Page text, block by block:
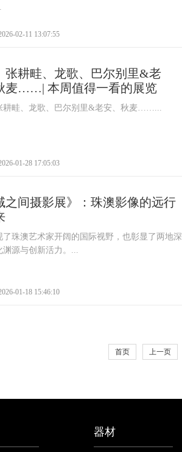
02-11 13:07:55
张耕畦、龙歌、巴尔别里&老
麦……| 本周值得一看的展览
耕畦、龙歌、巴尔别里&老安、秋麦……...
01-28 17:05:03
之间摄影展》：珠澳影像的远行
了珠澳艺术家开阔的国际视野，也彰显了两地深
渊源与创新活力。...
01-18 15:46:10
首页 上一页
器材